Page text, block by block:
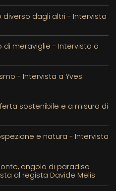
dagli altri - Intervista
di meraviglie - Intervista a
- Intervista a Yves
sostenibile e a misura di
e natura - Intervista
angolo di paradiso
al regista Davide Melis